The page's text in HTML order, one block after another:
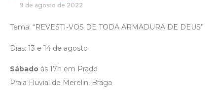
9 de agosto de 2022
Tema: “REVESTI-VOS DE TODA ARMADURA DE DEUS”
Dias: 13 e 14 de agosto
Sábado às 17h em Prado
Praia Fluvial de Merelin, Braga